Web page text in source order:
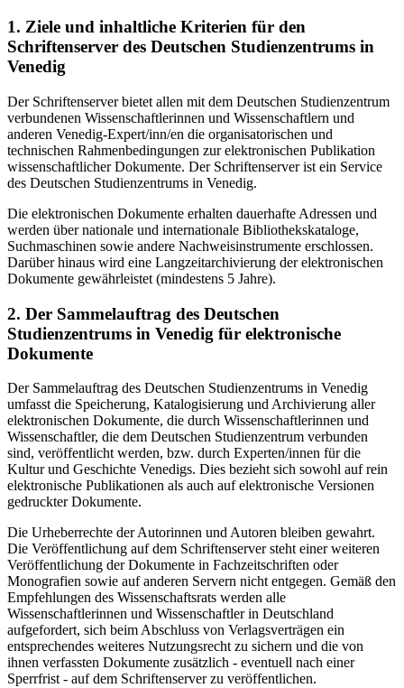
1. Ziele und inhaltliche Kriterien für den
Schriftenserver des Deutschen Studienzentrums in
Venedig
Der Schriftenserver bietet allen mit dem Deutschen Studienzentrum
verbundenen Wissenschaftlerinnen und Wissenschaftlern und
anderen Venedig-Expert/inn/en die organisatorischen und
technischen Rahmenbedingungen zur elektronischen Publikation
wissenschaftlicher Dokumente. Der Schriftenserver ist ein Service
des Deutschen Studienzentrums in Venedig.
Die elektronischen Dokumente erhalten dauerhafte Adressen und
werden über nationale und internationale Bibliothekskataloge,
Suchmaschinen sowie andere Nachweisinstrumente erschlossen.
Darüber hinaus wird eine Langzeitarchivierung der elektronischen
Dokumente gewährleistet (mindestens 5 Jahre).
2. Der Sammelauftrag des Deutschen
Studienzentrums in Venedig für elektronische
Dokumente
Der Sammelauftrag des Deutschen Studienzentrums in Venedig
umfasst die Speicherung, Katalogisierung und Archivierung aller
elektronischen Dokumente, die durch Wissenschaftlerinnen und
Wissenschaftler, die dem Deutschen Studienzentrum verbunden
sind, veröffentlicht werden, bzw. durch Experten/innen für die
Kultur und Geschichte Venedigs. Dies bezieht sich sowohl auf rein
elektronische Publikationen als auch auf elektronische Versionen
gedruckter Dokumente.
Die Urheberrechte der Autorinnen und Autoren bleiben gewahrt.
Die Veröffentlichung auf dem Schriftenserver steht einer weiteren
Veröffentlichung der Dokumente in Fachzeitschriften oder
Monografien sowie auf anderen Servern nicht entgegen. Gemäß den
Empfehlungen des Wissenschaftsrats werden alle
Wissenschaftlerinnen und Wissenschaftler in Deutschland
aufgefordert, sich beim Abschluss von Verlagsverträgen ein
entsprechendes weiteres Nutzungsrecht zu sichern und die von
ihnen verfassten Dokumente zusätzlich - eventuell nach einer
Sperrfrist - auf dem Schriftenserver zu veröffentlichen.